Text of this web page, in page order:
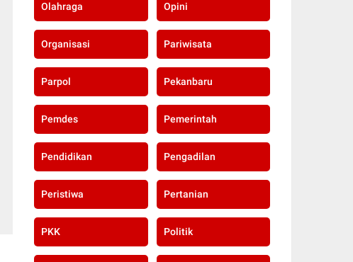
Olahraga Opini
Organisasi Pariwisata
Parpol Pekanbaru
Pemdes Pemerintah
Pendidikan Pengadilan
Peristiwa Pertanian
PKK Politik